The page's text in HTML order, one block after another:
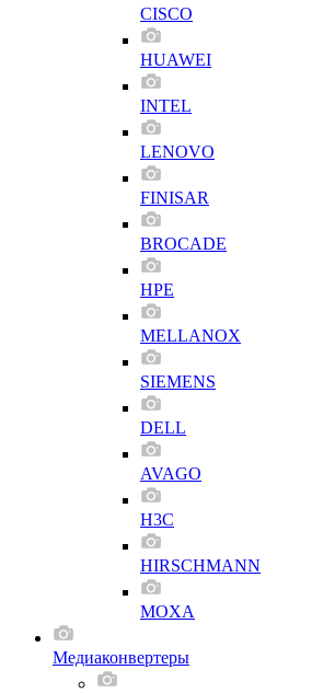
CISCO
HUAWEI
INTEL
LENOVO
FINISAR
BROCADE
HPE
MELLANOX
SIEMENS
DELL
AVAGO
H3C
HIRSCHMANN
MOXA
Медиаконвертеры